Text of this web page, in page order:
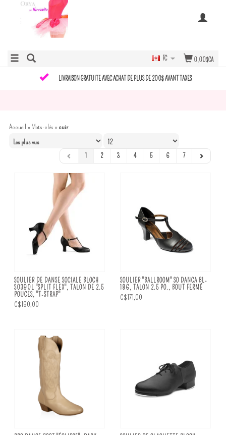
0,00$CA
FC
LIVRAISON GRATUITE AVEC ACHAT DE PLUS DE 200$ AVANT TAXES
Accueil »Mots-clés »cuir
1 2 3 4 5 6 7
SOULIER DE DANSE SOCIALE BLOCH
S0390L "SPLIT FLEX", TALON DE 2.5
POUCES, "T-STRAP"
C$190,00
SOULIER "BALLROOM" SO DANCA BL-
186, TALON 2.5 PO., BOUT FERMÉ
C$171,00